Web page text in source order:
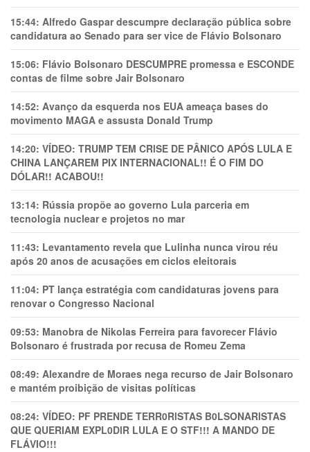
15:44: Alfredo Gaspar descumpre declaração pública sobre
candidatura ao Senado para ser vice de Flávio Bolsonaro
15:06: Flávio Bolsonaro DESCUMPRE promessa e ESCONDE
contas de filme sobre Jair Bolsonaro
14:52: Avanço da esquerda nos EUA ameaça bases do
movimento MAGA e assusta Donald Trump
14:20: VÍDEO: TRUMP TEM CRlSE DE PÂNlCO APÓS LULA E
CHINA LANÇAREM PIX INTERNACIONAL!! É O FIM DO
DÓLAR!! ACABOU!!
13:14: Rússia propõe ao governo Lula parceria em
tecnologia nuclear e projetos no mar
11:43: Levantamento revela que Lulinha nunca virou réu
após 20 anos de acusações em ciclos eleitorais
11:04: PT lança estratégia com candidaturas jovens para
renovar o Congresso Nacional
09:53: Manobra de Nikolas Ferreira para favorecer Flávio
Bolsonaro é frustrada por recusa de Romeu Zema
08:49: Alexandre de Moraes nega recurso de Jair Bolsonaro
e mantém proibição de visitas políticas
08:24: VÍDEO: PF PRENDE TERR0RlSTAS B0LSONARlSTAS
QUE QUERIAM EXPL0DlR LULA E O STF!!! A MANDO DE
FLÁVIO!!!